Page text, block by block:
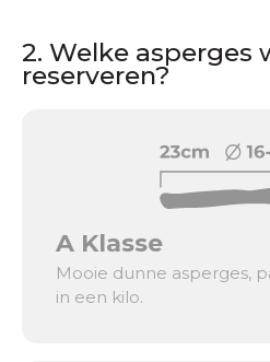
2. Welke asperges
reserveren?
A Klasse
Mooie dunne asperges,
in een kilo.